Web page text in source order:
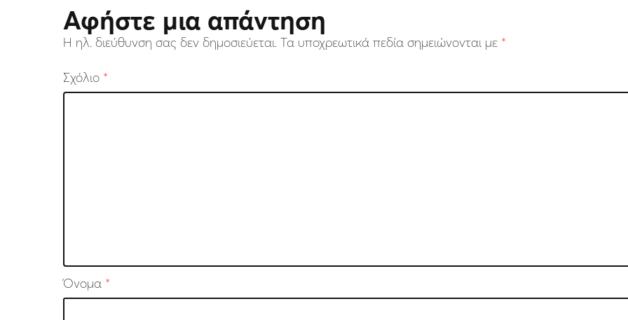
Αφήστε μια απάντηση
Η ηλ. διεύθυνση σας δεν δημοσιεύεται. Τα υποχρεωτικά πεδία σημειώνονται με *
Σχόλιο *
Όνομα *